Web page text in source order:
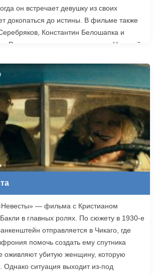
он встречает девушку из своих
докопаться до истины. В фильме также
Константин Белошапка и
Режиссером картины выступил Николай
запланирована на 24 сентября.
— фильма с Кристианом
в главных ролях. По сюжету в 1930-е
отправляется в Чикаго, где
помочь создать ему спутника
оживляют убитую женщину, которую
Однако ситуация выходит из-под